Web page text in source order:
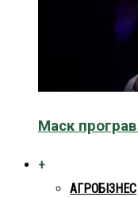
Маск
+
АГРОБІЗНЕС